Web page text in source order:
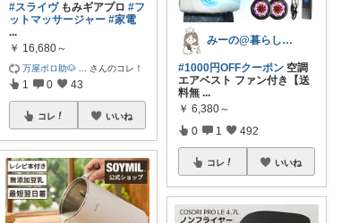
#スライヴもみギアプロ#フ
ットマッサージャー #家電
...
￥ 16,680～
万屋ポロ助🐶 さんのコレ！
1 0 43
コレ いいね
みーの@暮らしに役立つ☘️
#1000円OFFクーポン 空調
エアベスト ファン付き【送
料無 ...
￥ 6,380～
0 1 492
コレ いいね